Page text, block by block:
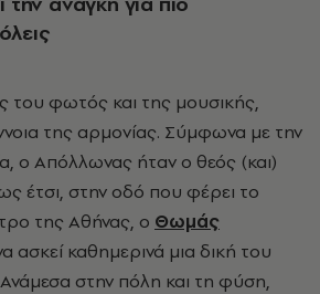
της αρμονίας. Σύμφωνα με την
ο Απόλλωνας ήταν ο θεός (και)
έτσι, στην οδό που φέρει το
της Αθήνας, ο Θωμάς
ασκεί καθημερινά μια δική του
στην πόλη και τη φύση,